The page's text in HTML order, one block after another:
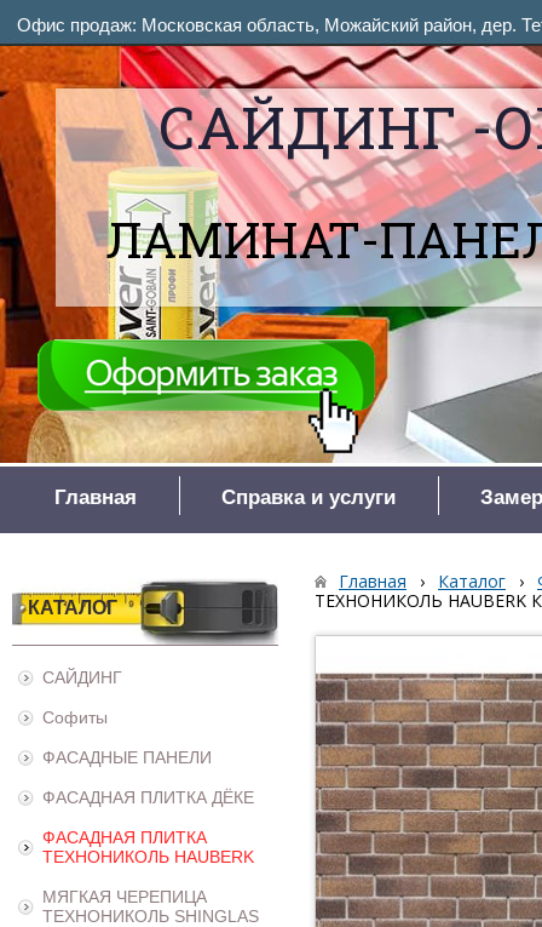
САЙДИНГ -
ЛАМИНАТ-
Офис продаж: Московская область, Можайский район, дер.
Главная Справка и услуги
КАТАЛОГ
САЙДИНГ
Софиты
ФАСАДНЫЕ ПАНЕЛИ
ФАСАДНАЯ ПЛИТКА ДЁКЕ
ФАСАДНАЯ ПЛИТКА
ТЕХНОНИКОЛЬ HAUBERK
МЯГКАЯ ЧЕРЕПИЦА
ТЕХНОНИКОЛЬ SHINGLAS
Главная › Каталог ›
ТЕХНОНИКОЛЬ HAUBERK